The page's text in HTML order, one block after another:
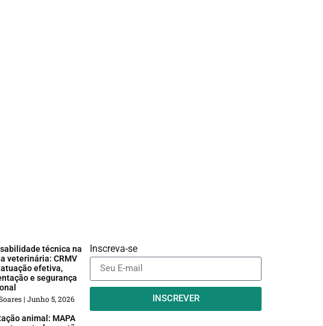
técnica na
veterinária: CRMV
efetiva,
e segurança
Junho 5, 2026
animal: MAPA
Inscreva-se
INSCREVER